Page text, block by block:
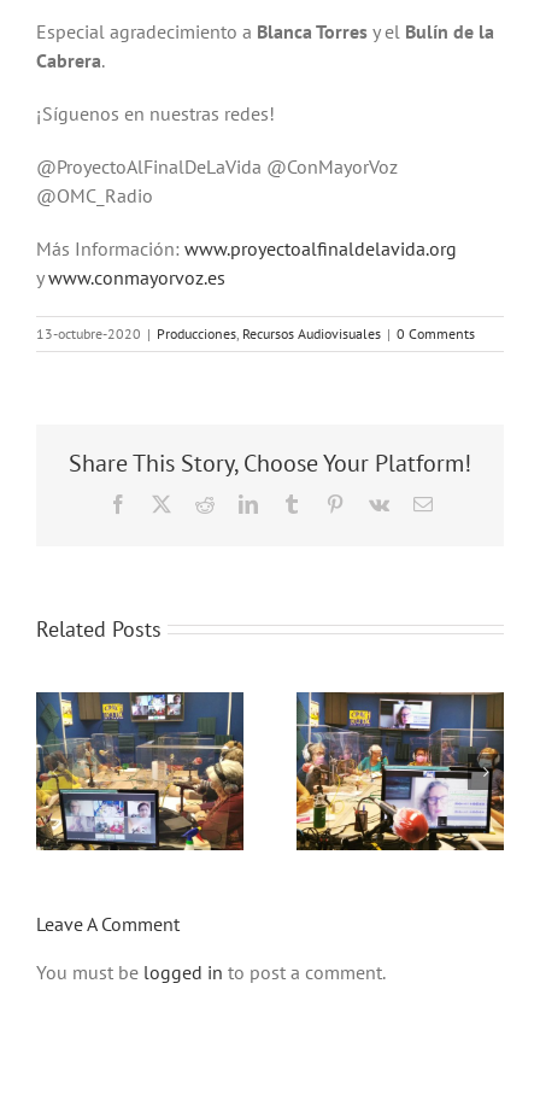
Especial agradecimiento a Blanca Torres y el Bulín de la
Cabrera.
¡Síguenos en nuestras redes!
@ProyectoAlFinalDeLaVida @ConMayorVoz
@OMC_Radio
Más Información: www.proyectoalfinaldelavida.org
ywww.conmayorvoz.es
13-octubre-2020 | Producciones, Recursos Audiovisuales | 0 Comments
Share This Story, Choose Your Platform!
Facebook RedditLinkedInTumblr Pinterest
Vk Email
Related Posts
P19T5-El
problema
sanitario en
Madrid con
Javier Padilla
P17T5- El fin
de los Foros
Locales
Leave A Comment
You must be logged in to post a comment.